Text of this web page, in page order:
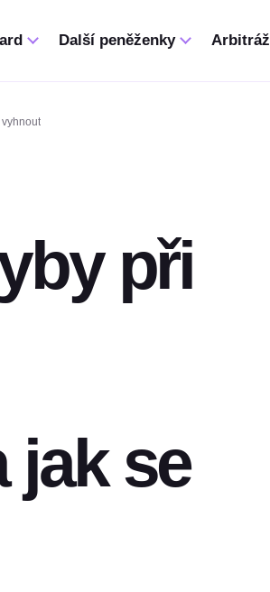
Další peněženky Arbitráž
při
jak se